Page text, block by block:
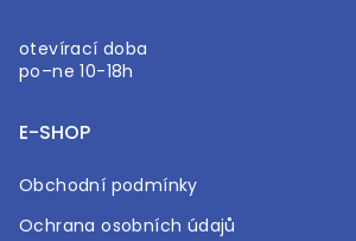
otevírací doba
po–ne 10-18h
E-SHOP
Obchodní podmínky
Ochrana osobních údajů